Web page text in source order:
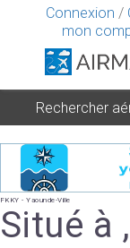
Connexion /
mon
Rechercher
FKKY - Yaounde-Ville
Situé à